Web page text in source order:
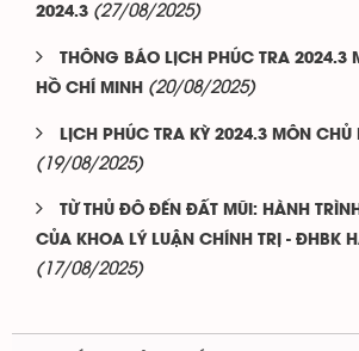
2024.3 (27/08/2025)
THÔNG BÁO LỊCH PHÚC TRA 2024.3
HỒ CHÍ MINH
(20/08/2025)
LỊCH PHÚC TRA KỲ 2024.3 MÔN CHỦ
(19/08/2025)
TỪ THỦ ĐÔ ĐẾN ĐẤT MŨI: HÀNH
CỦA KHOA LÝ LUẬN CHÍNH TRỊ - ĐHBK
(17/08/2025)